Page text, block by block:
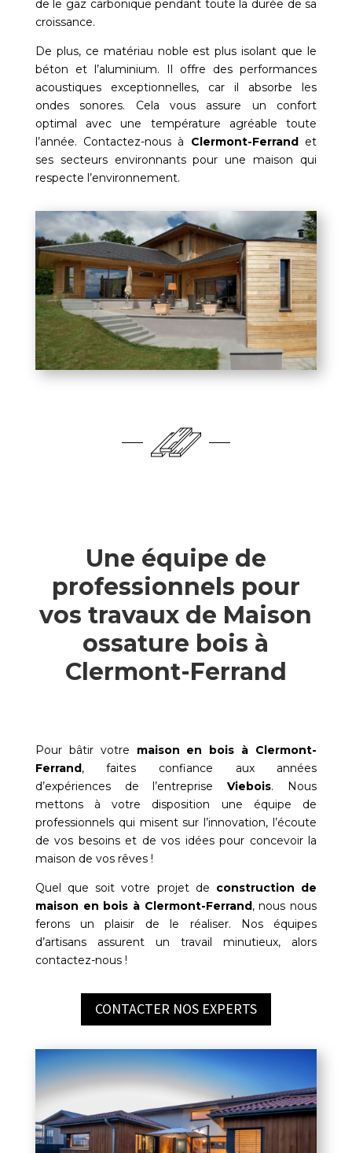
de le gaz carbonique pendant toute la durée de sa
croissance.
De plus, ce matériau noble est plus isolant que le
béton et l’aluminium. Il offre des performances
acoustiques exceptionnelles, car il absorbe les
ondes sonores. Cela vous assure un confort
optimal avec une température agréable toute
l’année. Contactez-nous à Clermont-Ferrand
et
ses secteurs environnants pour une maison qui
respecte l’environnement.
Une équipe de
professionnels pour
vos travaux de Maison
ossature bois à
Clermont-Ferrand
Pour bâtir votre maison en bois à Clermont-
Ferrand, faites confiance aux années
d’expériences de l’entrepriseViebois. Nous
mettons à votre disposition une équipe de
professionnels qui misent sur l’innovation, l’écoute
de vos besoins et de vos idées pour concevoir la
maison de vos rêves !
Quel que soit votre projet de construction de
maison en bois à Clermont-Ferrand, nous nous
ferons un plaisir de le réaliser. Nos équipes
d’artisans assurent un travail minutieux, alors
contactez-nous !
CONTACTER NOS EXPERTS